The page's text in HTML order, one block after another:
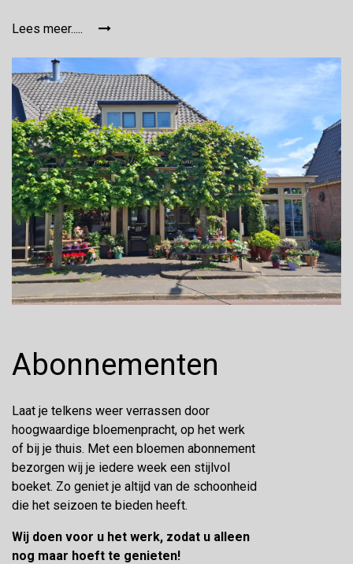
Lees meer.....
Abonnementen
Laat je telkens weer verrassen door
hoogwaardige bloemenpracht, op het werk
of bij je thuis. Met een bloemen abonnement
bezorgen wij je iedere week een stijlvol
boeket. Zo geniet je altijd van de schoonheid
die het seizoen te bieden heeft.
Wij doen voor u het werk, zodat u alleen
nog maar hoeft te genieten!